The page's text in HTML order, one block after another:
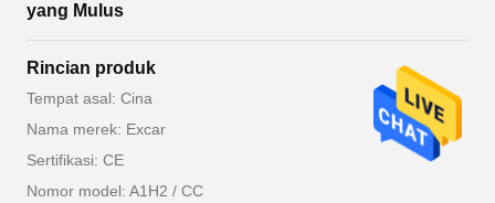
yang Mulus
Rincian produk
Tempat asal: Cina
Nama merek: Excar
Sertifikasi: CE
Nomor model: A1H2 / CC